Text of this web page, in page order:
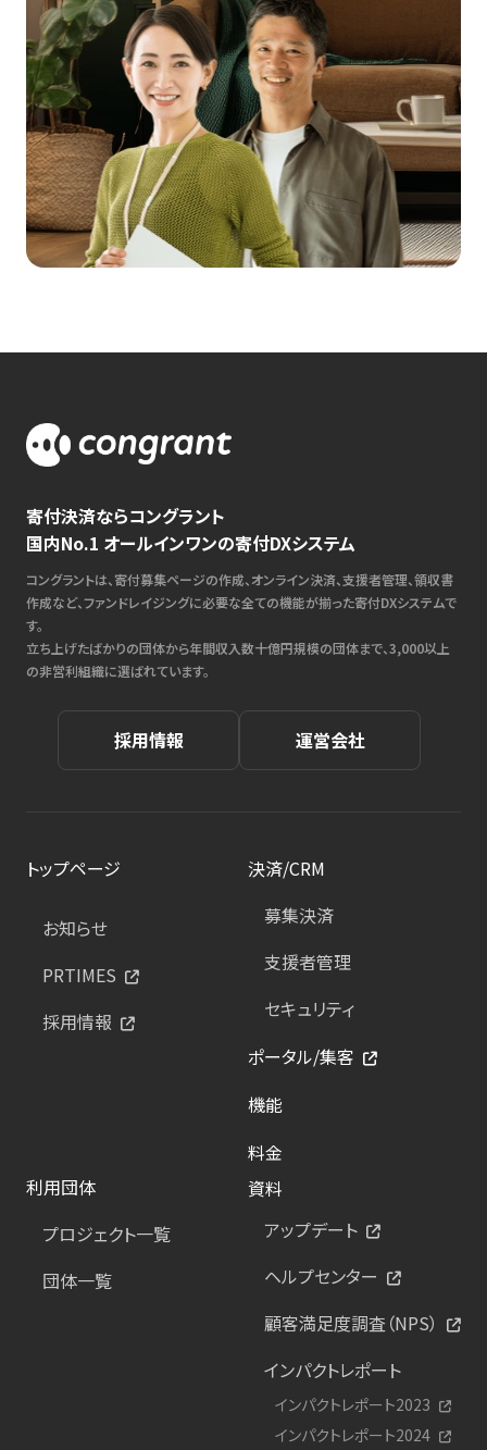
寄付決済ならコングラント
国内No.1 オールインワンの寄付DXシステム
コングラントは、寄付募集ページの作成、オンライン決済、支援者管理、領収書
作成など、ファンドレイジングに必要な全ての機能が揃った寄付DXシステムで
す。
立ち上げたばかりの団体から年間収入数十億円規模の団体まで、3,000以上
の非営利組織に選ばれています。
採用情報 運営会社
トップページ
お知らせ
PRTIMES
採用情報
決済/CRM
募集決済
支援者管理
セキュリティ
ポータル/集客
機能
料金
利用団体
プロジェクト一覧
団体一覧
資料
アップデート
ヘルプセンター
顧客満足度調査（NPS）
インパクトレポート
インパクトレポート2023
インパクトレポート2024